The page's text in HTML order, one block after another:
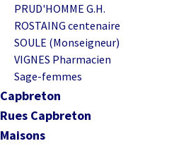
PRUD'HOMME G.H.
ROSTAING centenaire
SOULE (Monseigneur)
VIGNES Pharmacien
Sage-femmes
Capbreton
Rues Capbreton
Maisons